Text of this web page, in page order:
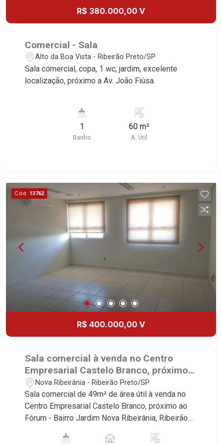
Robespierre, Cedro, Dinamarca, Portes du Soleil,
Solo, Cambuí, Philadelphia, Victória Hill, San
Étienne, Monet, Rembrandt, Montreux, Genève,
Quebec, Blue Note, Noruega, Normandie, Jataí,
Via Frattina e Triomphe. Avenida João Fiúsa, 1051
- Alto da Boa Vista | Ribeirão Preto
R$ 380.000,00 V
Comercial - Sala
Alto da Boa Vista - Ribeirão Preto/SP
Sala comercial, copa, 1 wc, jardim, excelente
localização, próximo a Av. João Fiúsa.
1
Banho
60 m²
A. Útil
Cód. 13762
R$ 400.000,00 V
Sala comercial à venda no Centro
Empresarial Castelo Branco, próximo
ao Fórum - Ribeirão Preto/SP.
Nova Ribeirânia - Ribeirão Preto/SP
Sala comercial de 49m² de área útil à venda no
Centro Empresarial Castelo Branco, próximo ao
Fórum - Bairro Jardim Nova Ribeirânia, Ribeirão
imóvel que a Martinelli Imobiliária selecionou